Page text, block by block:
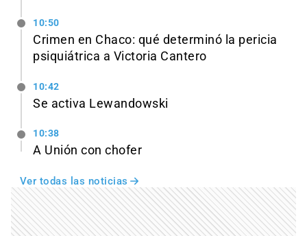
10:50
Crimen en Chaco: qué determinó la pericia
psiquiátrica a Victoria Cantero
10:42
Se activa Lewandowski
10:38
A Unión con chofer
Ver todas las noticias